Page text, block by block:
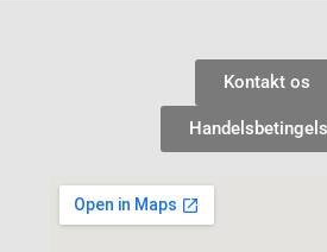
Kontakt os